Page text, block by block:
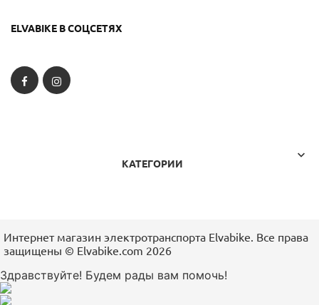
ELVABIKE В СОЦСЕТЯХ
КАТЕГОРИИ

Интернет магазин электротранспорта Elvabike. Все права
защищены ©️ Elvabike.com 2026
Здравствуйте! Будем рады вам помочь!